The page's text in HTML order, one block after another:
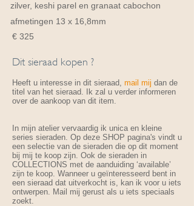
zilver, keshi parel en granaat cabochon
afmetingen 13 x 16,8mm
€ 325
Dit sieraad kopen ?
Heeft u interesse in dit sieraad, mail mij dan de
titel van het sieraad. Ik zal u verder informeren
over de aankoop van dit item.
In mijn atelier vervaardig ik unica en kleine
series sieraden. Op deze SHOP pagina's vindt u
een selectie van de sieraden die op dit moment
bij mij te koop zijn. Ook de sieraden in
COLLECTIONS met de aanduiding ‘available’
zijn te koop. Wanneer u geïnteresseerd bent in
een sieraad dat uitverkocht is, kan ik voor u iets
ontwerpen. Mail mij gerust als u iets speciaals
zoekt.